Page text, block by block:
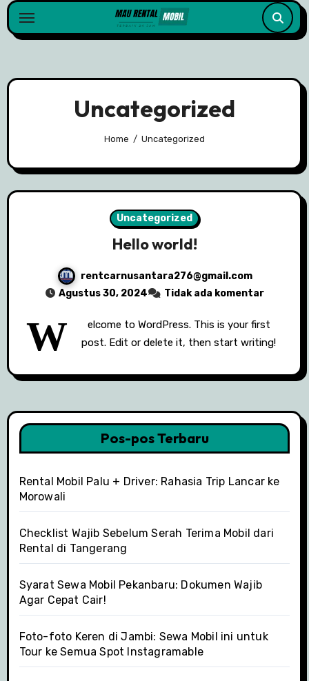
Skip
to
Uncategorized
Home Uncategorized
Uncategorized
Hello world!
rentcarnusantara276@gmail.com
Agustus 30, 2024
Tidak ada komentar
W
elcome to WordPress. This is your first
post. Edit or delete it, then start writing!
Pos-pos Terbaru
Rental Mobil Palu + Driver: Rahasia Trip Lancar ke
Morowali
Checklist Wajib Sebelum Serah Terima Mobil dari
Rental di Tangerang
Syarat Sewa Mobil Pekanbaru: Dokumen Wajib
Agar Cepat Cair!
Foto-foto Keren di Jambi: Sewa Mobil ini untuk
Tour ke Semua Spot Instagramable